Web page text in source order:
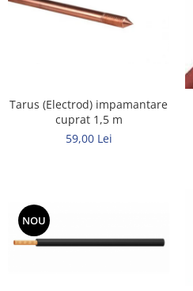
Tarus (Electrod) impamantare
cuprat 1,5 m
59,00 Lei
NOU